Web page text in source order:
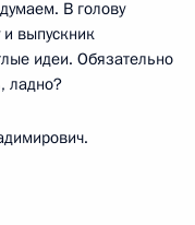
В голову
выпускник
идеи. Обязательно
ладно?